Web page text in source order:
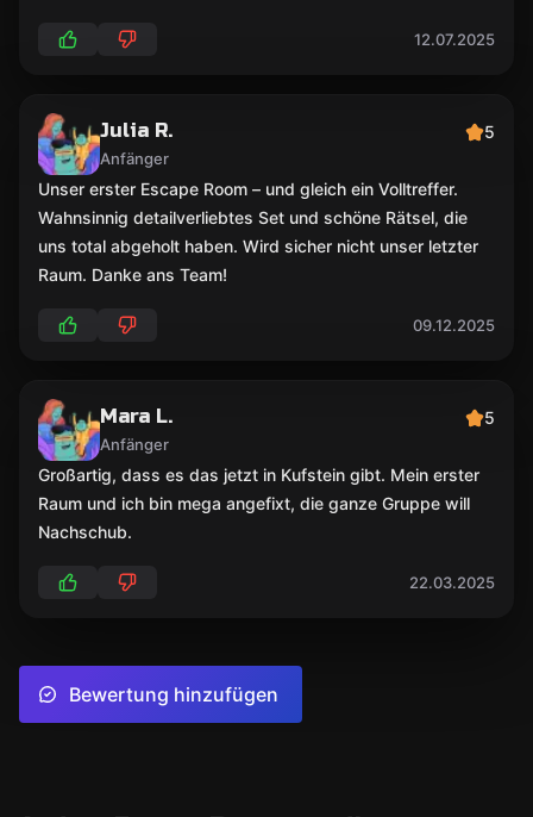
12.07.2025
Julia R.
Anfänger
5
Unser erster Escape Room – und gleich ein Volltreffer.
Wahnsinnig detailverliebtes Set und schöne Rätsel, die
uns total abgeholt haben. Wird sicher nicht unser letzter
Raum. Danke ans Team!
09.12.2025
Mara L.
Anfänger
5
Großartig, dass es das jetzt in Kufstein gibt. Mein erster
Raum und ich bin mega angefixt, die ganze Gruppe will
Nachschub.
22.03.2025
Bewertung hinzufügen